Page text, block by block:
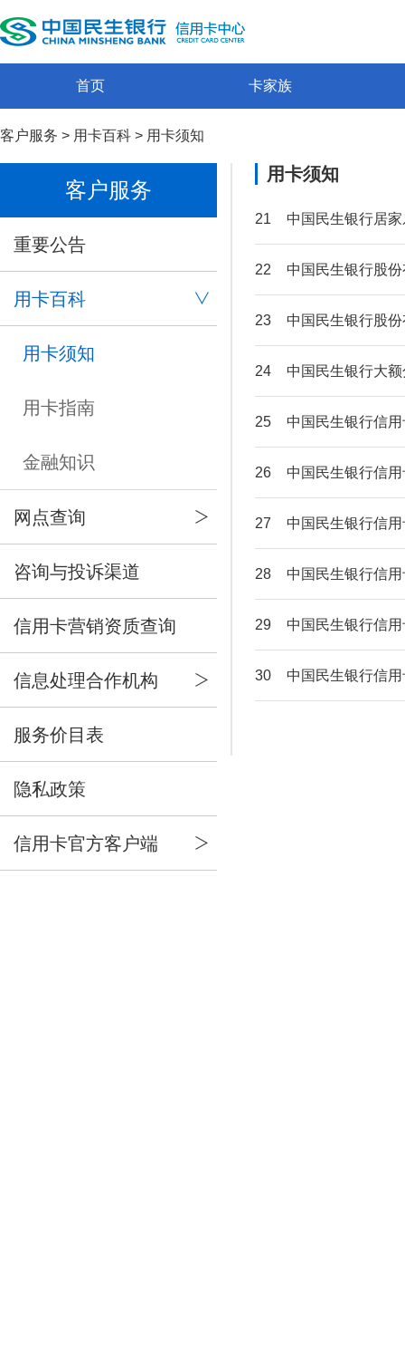
首页 卡家族
客户服务 > 用卡百科 > 用卡须知
客户服务
重要公告
用卡百科
用卡须知
用卡指南
金融知识
网点查询
咨询与投诉渠道
信用卡营销资质查询
信息处理合作机构
服务价目表
隐私政策
信用卡官方客户端
用卡须知
21 中国民生银行居
22 中国民生银行股
23 中国民生银行股
24 中国民生银行大
25 中国民生银行信
26 中国民生银行信
27 中国民生银行信
28 中国民生银行信
29 中国民生银行信
30 中国民生银行信